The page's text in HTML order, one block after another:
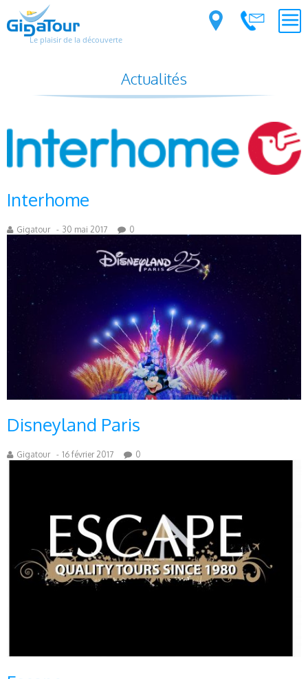
Le plaisir de la découverte
Actualités
Interhome
Gigatour - 30 mai 2017 0
Disneyland Paris
Gigatour - 16 février 2017 0